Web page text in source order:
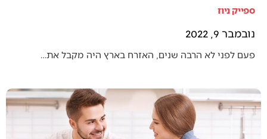
ספייק ניוז
נובמבר 9, 2022
פעם לפני לא הרבה שנים, האזרח בארץ היה מקבל את…